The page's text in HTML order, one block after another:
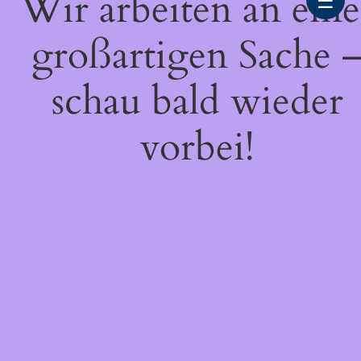
großartigen Sache
schau bald wieder
vorbei!